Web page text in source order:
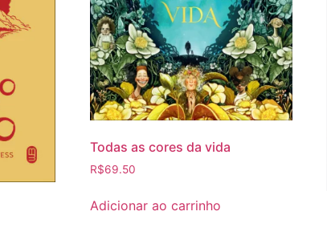
Todas as cores da vida
R$69.50
Adicionar ao carrinho